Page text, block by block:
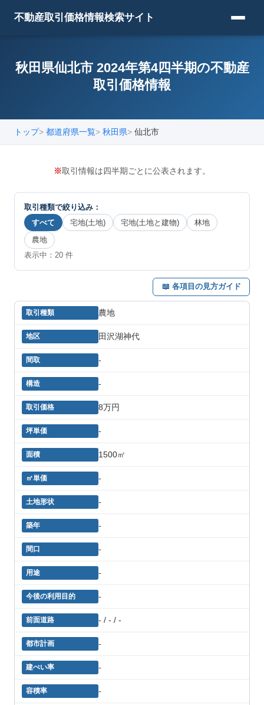
不動産取引価格情報検索サイト
秋田県仙北市 2024年第4四半期の不動産
取引価格情報
トップ 都道府県一覧 秋田県 仙北市
※取引情報は四半期ごとに公表されます。
取引種類で絞り込み：
すべて
宅地(土地) 宅地(土地と建物)
林地
農地
表示中： 20 件
📖 各項目の見方ガイド
農地
田沢湖神代
-
-
8万円
-
1500㎡
-
-
-
-
-
-
- / - / -
-
-
-